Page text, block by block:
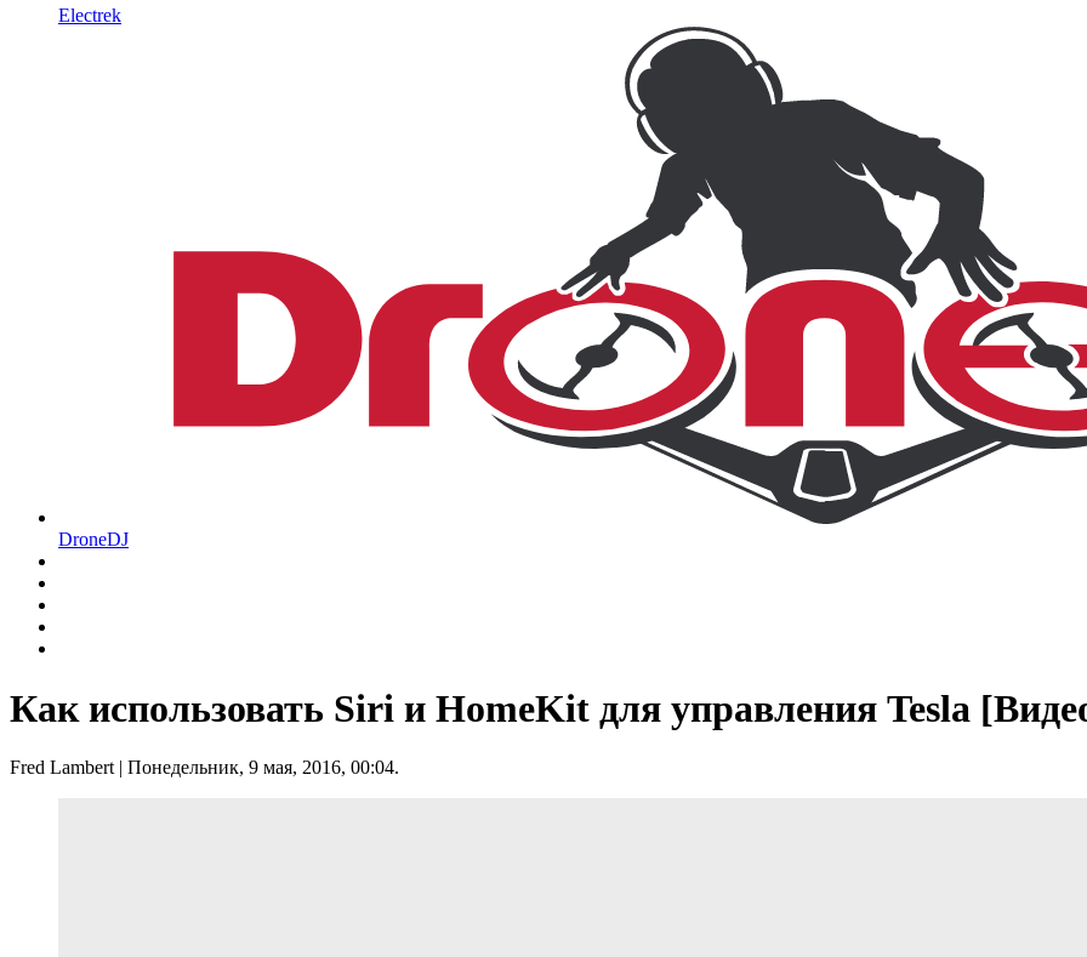
Electrek
DroneDJ
Как использовать Siri и HomeKit для управления Tesla
Fred Lambert | Понедельник, 9 мая, 2016, 00:04.